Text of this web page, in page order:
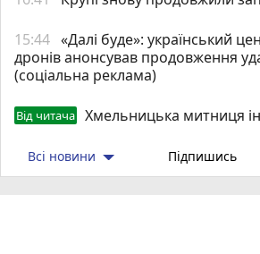
15:44 «Далі буде»: український
дронів анонсував продовження
(соціальна реклама)
Від читача Хмельницька митниця
Всі новини Підпишись